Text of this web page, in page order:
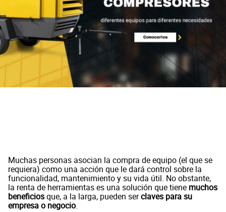
Muchas personas asocian la compra de equipo (el que se
requiera) como una acción que le dará control sobre la
funcionalidad, mantenimiento y su vida útil. No obstante,
la renta de herramientas es una solución que tiene muchos
beneficiosque, a la larga, pueden serclaves para su
empresa o negocio.